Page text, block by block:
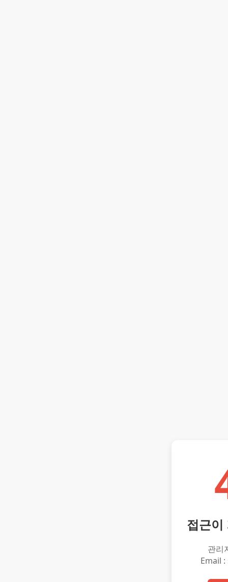
접근이
관리
Email